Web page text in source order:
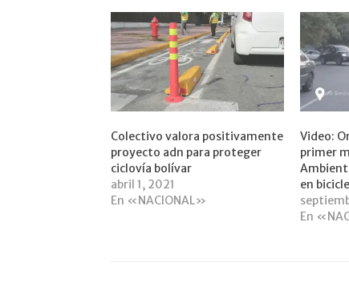
Colectivo valora positivamente
proyecto adn para proteger
ciclovía bolívar
abril 1, 2021
En «NACIONAL»
Video:
primer
en
En